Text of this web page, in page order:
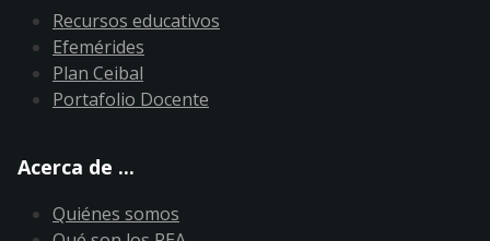
Recursos educativos
Efemérides
Plan Ceibal
Portafolio Docente
Acerca de ...
Quiénes somos